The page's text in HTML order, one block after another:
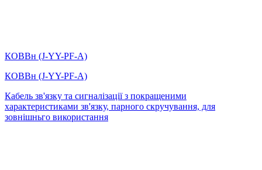
КОВВн (J-YY-PF-А)
КОВВн (J-YY-PF-А)
Кабель зв'язку та сигналізації з покращеними
характеристиками зв'язку, парного скручування, для
зовнішньго використання